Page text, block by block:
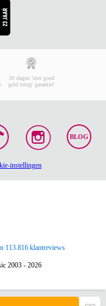
30 dagen 'niet goed
geld terug' garantie!
BLOG
instellingen
113.816 klantreviews
2003 - 2026